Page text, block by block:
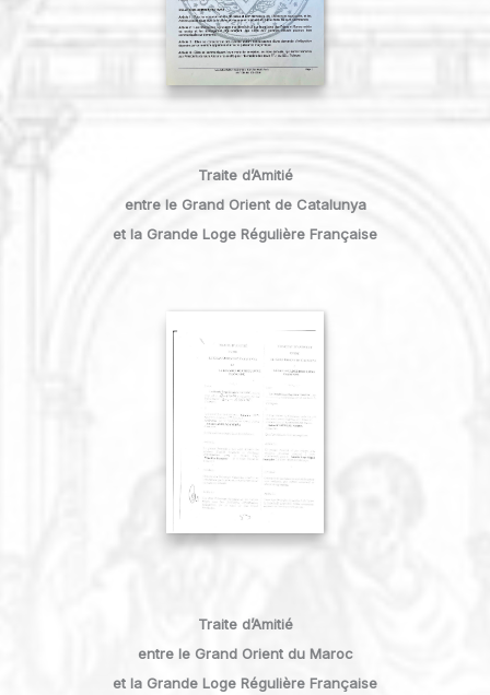
Traite d’Amitié
entre le Grand Orient de Catalunya
et la Grande Loge Régulière Française
Traite d’Amitié
entre le Grand Orient du Maroc
et la Grande Loge Régulière Française